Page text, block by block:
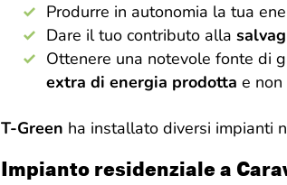
Produrre in autonomia la tua
Dare il tuo contributo alla
Ottenere una notevole fonte di
extra di energia prodotta e
T-Green ha installato diversi impianti
Impianto residenziale a